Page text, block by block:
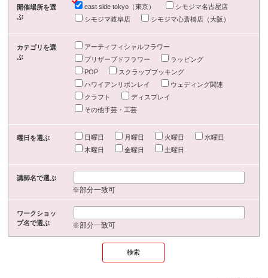
開催場所を選
ぶ
east side tokyo（東京）
シモジマ名古屋店
シモジマ岐阜店
シモジマ心斎橋店（大阪）
カテゴリを選
ぶ
アーティフィシャルフラワー
プリザーブドフラワー
ラッピング
POP
スクラップブッキング
ハワイアンリボンレイ
ウェディング関連
クラフト
ディスプレイ
その他手芸・工芸
曜日を選ぶ 日曜日 月曜日 火曜日
水曜日
木曜日
金曜日 土曜日
講師名で選ぶ
※部分一致可
ワークショッ
プ名で選ぶ
※部分一致可